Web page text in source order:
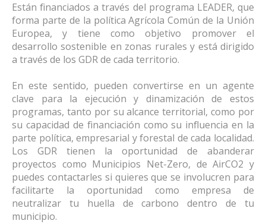
Están financiados a través del programa LEADER, que
forma parte de la política Agrícola Común de la Unión
Europea, y tiene como objetivo promover el
desarrollo sostenible en zonas rurales y está dirigido
a través de los GDR de cada territorio.
En este sentido, pueden convertirse en un agente
clave para la ejecución y dinamización de estos
programas, tanto por su alcance territorial, como por
su capacidad de financiación como su influencia en la
parte política, empresarial y forestal de cada localidad.
Los GDR tienen la oportunidad de abanderar
proyectos como Municipios Net-Zero, de AirCO2 y
puedes contactarles si quieres que se involucren para
facilitarte la oportunidad como empresa de
neutralizar tu huella de carbono dentro de tu
municipio.